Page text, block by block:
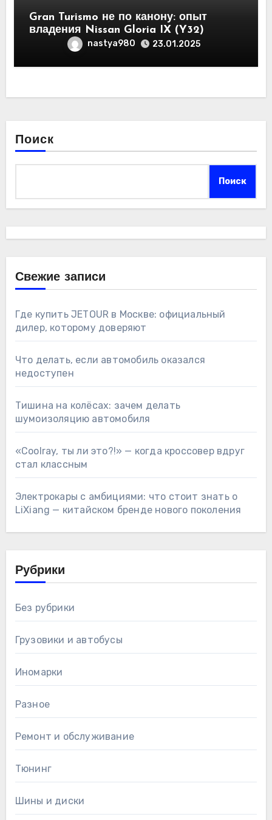
Gran Turismo не по канону: опыт
владения Nissan Gloria IX (Y32)
nastya980 23.01.2025
Поиск
Поиск
Свежие записи
Где купить JETOUR в Москве: официальный
дилер, которому доверяют
Что делать, если автомобиль оказался
недоступен
Тишина на колёсах: зачем делать
шумоизоляцию автомобиля
«Coolray, ты ли это?!» — когда кроссовер вдруг
стал классным
Электрокары с амбициями: что стоит знать о
LiXiang — китайском бренде нового поколения
Рубрики
Без рубрики
Грузовики и автобусы
Иномарки
Разное
Ремонт и обслуживание
Тюнинг
Шины и диски